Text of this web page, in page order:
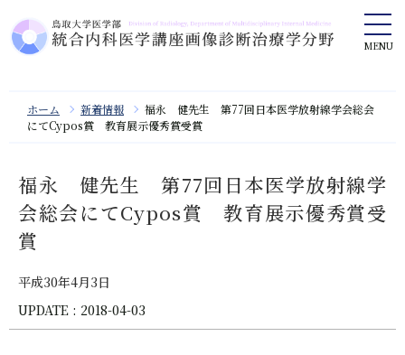
ホーム 新着情報
福永 健先生 第77回日本医学放射線学会総会
にてCypos賞 教育展示優秀賞受賞
福永 健先生 第77回日本医学放射線学
会総会にてCypos賞 教育展示優秀賞受
賞
平成30年4月3日
UPDATE : 2018-04-03